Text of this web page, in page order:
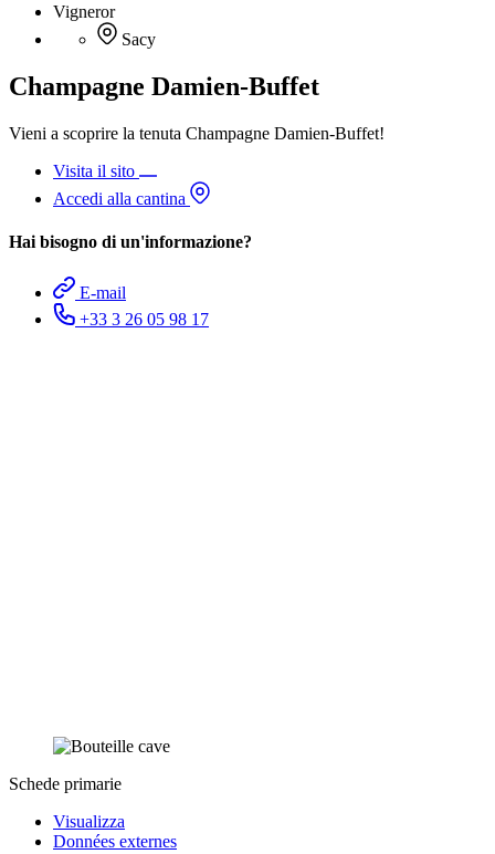
Vigneror
Sacy
Champagne Damien-Buffet
Vieni a scoprire la tenuta Champagne Damien-Buffet!
Visita il sito
Accedi alla cantina
Hai bisogno di un'informazione?
E-mail
+33 3 26 05 98 17
Schede primarie
Visualizza
Données externes